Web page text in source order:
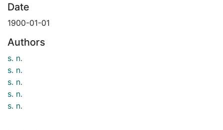
Date
1900-01-01
Authors
s. n.
s. n.
s. n.
s. n.
s. n.